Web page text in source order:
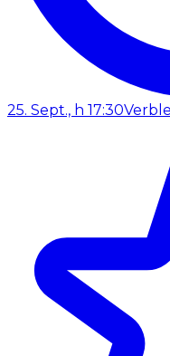
25. Sept., h 17:30